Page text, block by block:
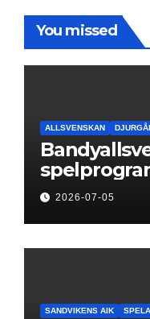
You missed
ALLSVENSKAN
föreningar
2026-07-05
SANDVIKENS AIK